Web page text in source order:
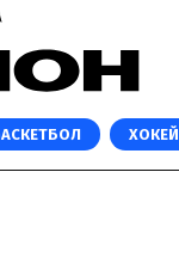
ХОКЕЙ